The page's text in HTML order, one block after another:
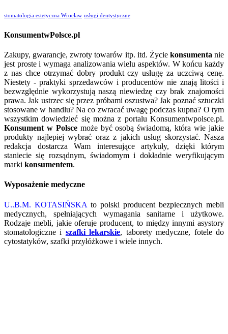
stomatologia estetyczna Wrocław usługi dentystyczne
KonsumentwPolsce.pl
Zakupy, gwarancje, zwroty towarów itp. itd. Życie konsumenta nie
jest proste i wymaga analizowania wielu aspektów. W końcu każdy
z nas chce otrzymać dobry produkt czy usługę za uczciwą cenę.
Niestety - praktyki sprzedawców i producentów nie znają litości i
bezwzględnie wykorzystują naszą niewiedzę czy brak znajomości
prawa. Jak ustrzec się przez próbami oszustwa? Jak poznać sztuczki
stosowane w handlu? Na co zwracać uwagę podczas kupna? O tym
wszystkim dowiedzieć się można z portalu Konsumentwpolsce.pl.
Konsument w Polscemoże być osobą świadomą, która wie jakie
produkty najlepiej wybrać oraz z jakich usług skorzystać. Nasza
redakcja dostarcza Wam interesujące artykuły, dzięki którym
staniecie się rozsądnym, świadomym i dokładnie weryfikującym
marki konsumentem.
Wyposażenie medyczne
U..B.M. KOTASIŃSKA to polski producent bezpiecznych mebli
medycznych, spełniających wymagania sanitarne i użytkowe.
Rodzaje mebli, jakie oferuje producent, to między innymi asystory
stomatologiczne i szafki lekarskie, taborety medyczne, fotele do
cytostatyków, szafki przyłóżkowe i wiele innych.